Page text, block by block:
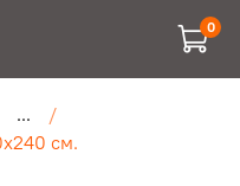
0
...
см.